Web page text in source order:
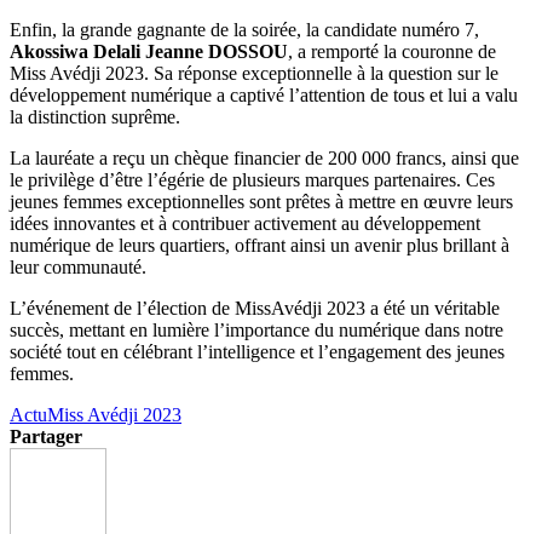
Enfin, la grande gagnante de la soirée, la candidate numéro 7,
Akossiwa Delali Jeanne DOSSOU, a remporté la couronne de
Miss Avédji 2023. Sa réponse exceptionnelle à la question sur le
développement numérique a captivé l’attention de tous et lui a valu
la distinction suprême.
La lauréate a reçu un chèque financier de 200 000 francs, ainsi que
le privilège d’être l’égérie de plusieurs marques partenaires. Ces
jeunes femmes exceptionnelles sont prêtes à mettre en œuvre leurs
idées innovantes et à contribuer activement au développement
numérique de leurs quartiers, offrant ainsi un avenir plus brillant à
leur communauté.
L’événement de l’élection de MissAvédji 2023 a été un véritable
succès, mettant en lumière l’importance du numérique dans notre
société tout en célébrant l’intelligence et l’engagement des jeunes
femmes.
ActuMiss Avédji 2023
Partager